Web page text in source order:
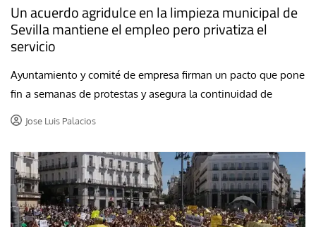
Un acuerdo agridulce en la limpieza municipal de
Sevilla mantiene el empleo pero privatiza el
servicio
Ayuntamiento y comité de empresa firman un pacto que pone
fin a semanas de protestas y asegura la continuidad de
Jose Luis Palacios